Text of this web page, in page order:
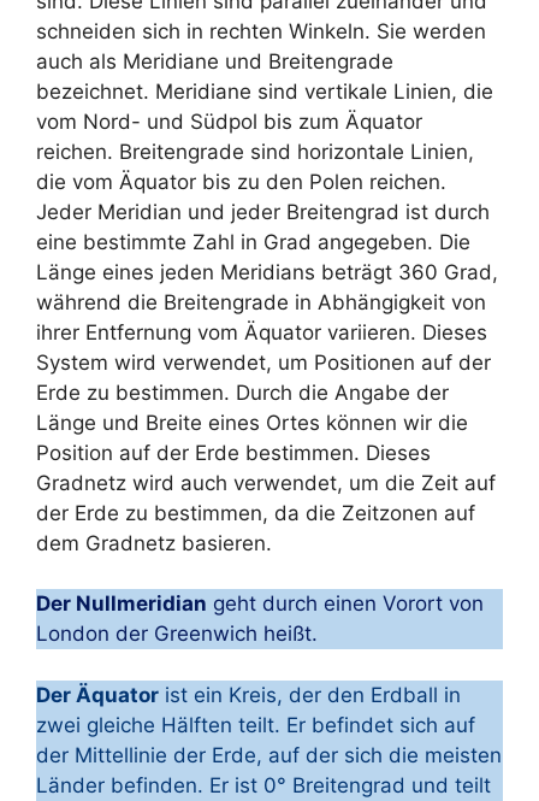
schneiden sich in rechten Winkeln. Sie werden
auch als Meridiane und Breitengrade
bezeichnet. Meridiane sind vertikale Linien, die
vom Nord- und Südpol bis zum Äquator
reichen. Breitengrade sind horizontale Linien,
die vom Äquator bis zu den Polen reichen.
Jeder Meridian und jeder Breitengrad ist durch
eine bestimmte Zahl in Grad angegeben. Die
Länge eines jeden Meridians beträgt 360 Grad,
während die Breitengrade in Abhängigkeit von
ihrer Entfernung vom Äquator variieren. Dieses
System wird verwendet, um Positionen auf der
Erde zu bestimmen. Durch die Angabe der
Länge und Breite eines Ortes können wir die
Position auf der Erde bestimmen. Dieses
Gradnetz wird auch verwendet, um die Zeit auf
der Erde zu bestimmen, da die Zeitzonen auf
dem Gradnetz basieren.
Der Nullmeridian geht durch einen Vorort von
London der Greenwich heißt.
Der Äquator ist ein Kreis, der den Erdball in
zwei gleiche Hälften teilt. Er befindet sich auf
der Mittellinie der Erde, auf der sich die meisten
Länder befinden. Er ist 0° Breitengrad und teilt